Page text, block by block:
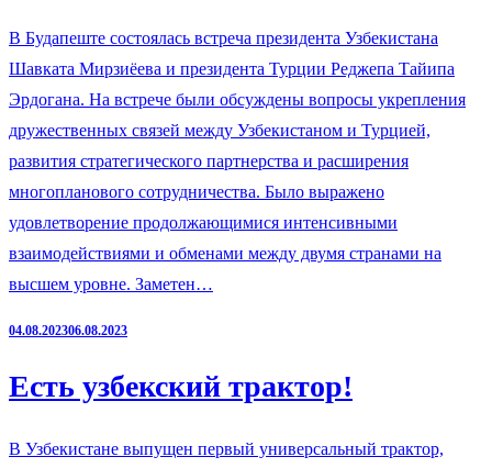
В Будапеште состоялась встреча президента Узбекистана
Шавката Мирзиёева и президента Турции Реджепа Тайипа
Эрдогана. На встрече были обсуждены вопросы укрепления
дружественных связей между Узбекистаном и Турцией,
развития стратегического партнерства и расширения
многопланового сотрудничества. Было выражено
удовлетворение продолжающимися интенсивными
взаимодействиями и обменами между двумя странами на
высшем уровне. Заметен…
04.08.202306.08.2023
Есть узбекский трактор!
В Узбекистане выпущен первый универсальный трактор,